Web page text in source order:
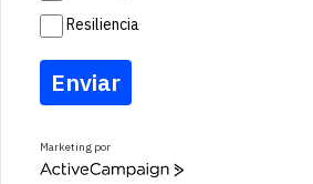
Resiliencia
Enviar
Marketing por
A